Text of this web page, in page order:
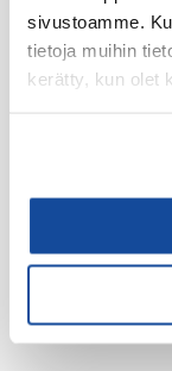
sivustoamme.
tietoja muihin
kerätty, kun olet
Lataustarvikkeet
Lisäosat ja
Suojakuoret
Varavirtalähteet